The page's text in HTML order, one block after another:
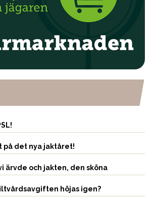
på det nya jaktåret!
ärvde och jakten, den sköna
höjas igen?